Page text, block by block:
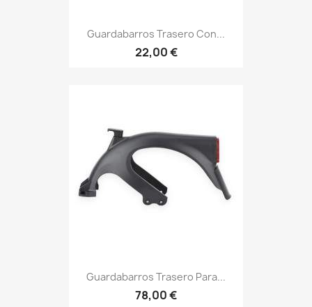
Guardabarros Trasero Con...
22,00 €
Guardabarros Trasero Para...
78,00 €